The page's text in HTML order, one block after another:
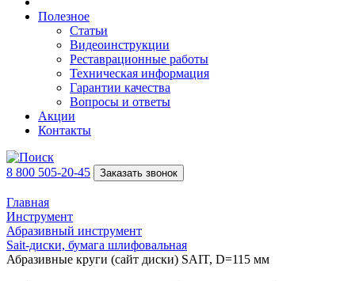
Полезное
Статьи
Видеоинструкции
Реставрационные работы
Техническая информация
Гарантии качества
Вопросы и ответы
Акции
Контакты
8 800 505-20-45 Заказать звонок
Главная
Инструмент
Абразивный инструмент
Sait-диски, бумага шлифовальная
Абразивные круги (сайт диски) SAIT, D=115 мм